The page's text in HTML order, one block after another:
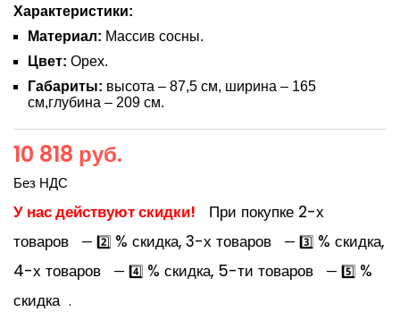
Характеристики:
Материал: Массив сосны.
Цвет: Орех.
Габариты: высота – 87,5 см, ширина – 165
см,глубина – 209 см.
10 818 руб.
Без НДС
У нас действуют скидки!
При покупке 2-х
товаров
— 2️⃣ % скидка, 3-х товаров — 3️⃣ % скидка,
4-х товаров
— 4️⃣ % скидка, 5-ти товаров — 5️⃣ %
скидка .